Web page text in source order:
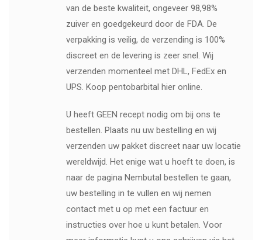
van de beste kwaliteit, ongeveer 98,98%
zuiver en goedgekeurd door de FDA. De
verpakking is veilig, de verzending is 100%
discreet en de levering is zeer snel. Wij
verzenden momenteel met DHL, FedEx en
UPS. Koop pentobarbital hier online.
U heeft GEEN recept nodig om bij ons te
bestellen. Plaats nu uw bestelling en wij
verzenden uw pakket discreet naar uw locatie
wereldwijd. Het enige wat u hoeft te doen, is
naar de pagina Nembutal bestellen te gaan,
uw bestelling in te vullen en wij nemen
contact met u op met een factuur en
instructies over hoe u kunt betalen. Voor